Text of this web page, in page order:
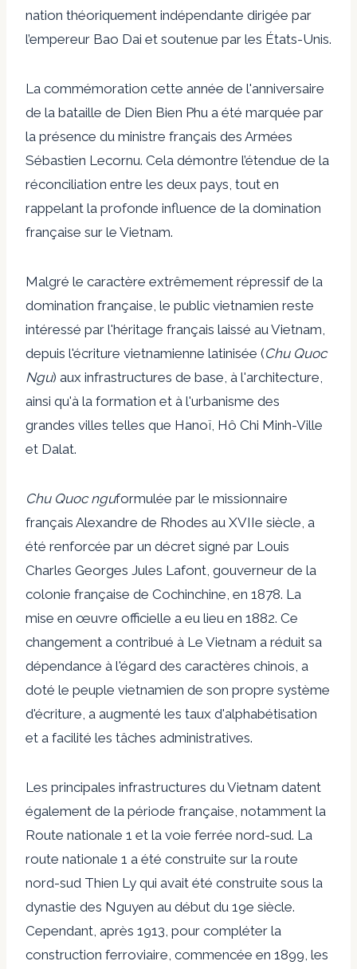
nation théoriquement indépendante dirigée par
l’empereur Bao Dai et soutenue par les États-Unis.
La commémoration cette année de l'anniversaire
de la bataille de Dien Bien Phu a été marquée par
la présence du ministre français des Armées
Sébastien Lecornu. Cela démontre l’étendue de la
réconciliation entre les deux pays, tout en
rappelant la profonde influence de la domination
française sur le Vietnam.
Malgré le caractère extrêmement répressif de la
domination française, le public vietnamien reste
intéressé par l'héritage français laissé au Vietnam,
depuis l'écriture vietnamienne latinisée (Chu Quoc
Ngu) aux infrastructures de base, à l'architecture,
ainsi qu'à la formation et à l'urbanisme des
grandes villes telles que Hanoï, Hô Chi Minh-Ville
et Dalat.
Chu Quoc nguformulée par le missionnaire
français Alexandre de Rhodes au XVIIe siècle, a
été renforcée par un décret signé par Louis
Charles Georges Jules Lafont, gouverneur de la
colonie française de Cochinchine, en 1878. La
mise en œuvre officielle a eu lieu en 1882. Ce
changement a contribué à Le Vietnam a réduit sa
dépendance à l'égard des caractères chinois, a
doté le peuple vietnamien de son propre système
d'écriture, a augmenté les taux d'alphabétisation
et a facilité les tâches administratives.
Les principales infrastructures du Vietnam datent
également de la période française, notamment la
Route nationale 1 et la voie ferrée nord-sud. La
route nationale 1 a été construite sur la route
nord-sud Thien Ly qui avait été construite sous la
dynastie des Nguyen au début du 19e siècle.
Cependant, après 1913, pour compléter la
construction ferroviaire, commencée en 1899, les